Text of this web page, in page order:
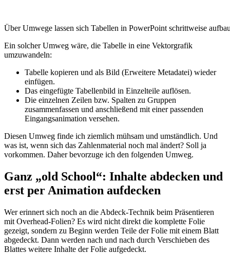
Über Umwege lassen sich Tabellen in PowerPoint schrittweise
Ein solcher Umweg wäre, die Tabelle in eine Vektorgrafik
umzuwandeln:
Tabelle kopieren und als Bild (Erweitere Metadatei) wieder
einfügen.
Das eingefügte Tabellenbild in Einzelteile auflösen.
Die einzelnen Zeilen bzw. Spalten zu Gruppen
zusammenfassen und anschließend mit einer passenden
Eingangsanimation versehen.
Diesen Umweg finde ich ziemlich mühsam und umständlich. Und
was ist, wenn sich das Zahlenmaterial noch mal ändert? Soll ja
vorkommen. Daher bevorzuge ich den folgenden Umweg.
Ganz „old School“: Inhalte abdecken und
erst per Animation aufdecken
Wer erinnert sich noch an die Abdeck-Technik beim Präsentieren
mit Overhead-Folien? Es wird nicht direkt die komplette Folie
gezeigt, sondern zu Beginn werden Teile der Folie mit einem Blatt
abgedeckt. Dann werden nach und nach durch Verschieben des
Blattes weitere Inhalte der Folie aufgedeckt.